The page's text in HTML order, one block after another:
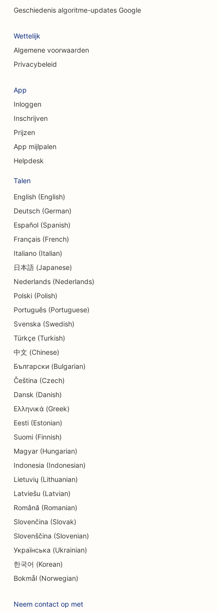
SEO voor schoonmaakdiensten
SEO voor adviesbureaus
SEO voor cosmetische chirurgen
SEO voor valutawisseldiensten
SEO voor kredietinstellingen
SEO voor cupcakewinkels
SEO voor dansstudio's
SEO voor schuldbemiddelingsdiensten
SEO voor tandheelkundige klinieken
SEO voor delicatessenzaken
SEO voor Diners
SEO voor detailwinkels
SEO voor donutwinkels
SEO voor stomerijen
SEO voor elektriciens
SEO voor elektronicawinkels
SEO voor endodontisten
SEO voor ingenieursbureaus
EO voor etnische restaurants
SEO voor Escape Rooms
SEO voor faceliftdiensten
SEO voor familierestaurants
SEO voor boerderij-keukenrestaurants
Geschiedenis algoritme-updates Google
Wettelijk
Algemene voorwaarden
Privacybeleid
App
Inloggen
Inschrijven
Prijzen
App mijlpalen
Helpdesk
Talen
English (English)
Deutsch (German)
Español (Spanish)
Français (French)
Italiano (Italian)
日本語 (Japanese)
Nederlands (Nederlands)
Polski (Polish)
Português (Portuguese)
Svenska (Swedish)
Türkçe (Turkish)
中文 (Chinese)
Български (Bulgarian)
Čeština (Czech)
Dansk (Danish)
Ελληνικά (Greek)
Eesti (Estonian)
Suomi (Finnish)
Magyar (Hungarian)
Indonesia (Indonesian)
Lietuvių (Lithuanian)
Latviešu (Latvian)
Română (Romanian)
Slovenčina (Slovak)
Slovenščina (Slovenian)
Українська (Ukrainian)
한국어 (Korean)
Bokmål (Norwegian)
Neem contact op met